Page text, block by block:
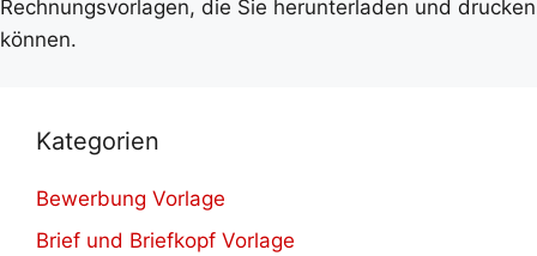
Rechnungsvorlagen, die Sie herunterladen und drucken
können.
Kategorien
Bewerbung Vorlage
Brief und Briefkopf Vorlage